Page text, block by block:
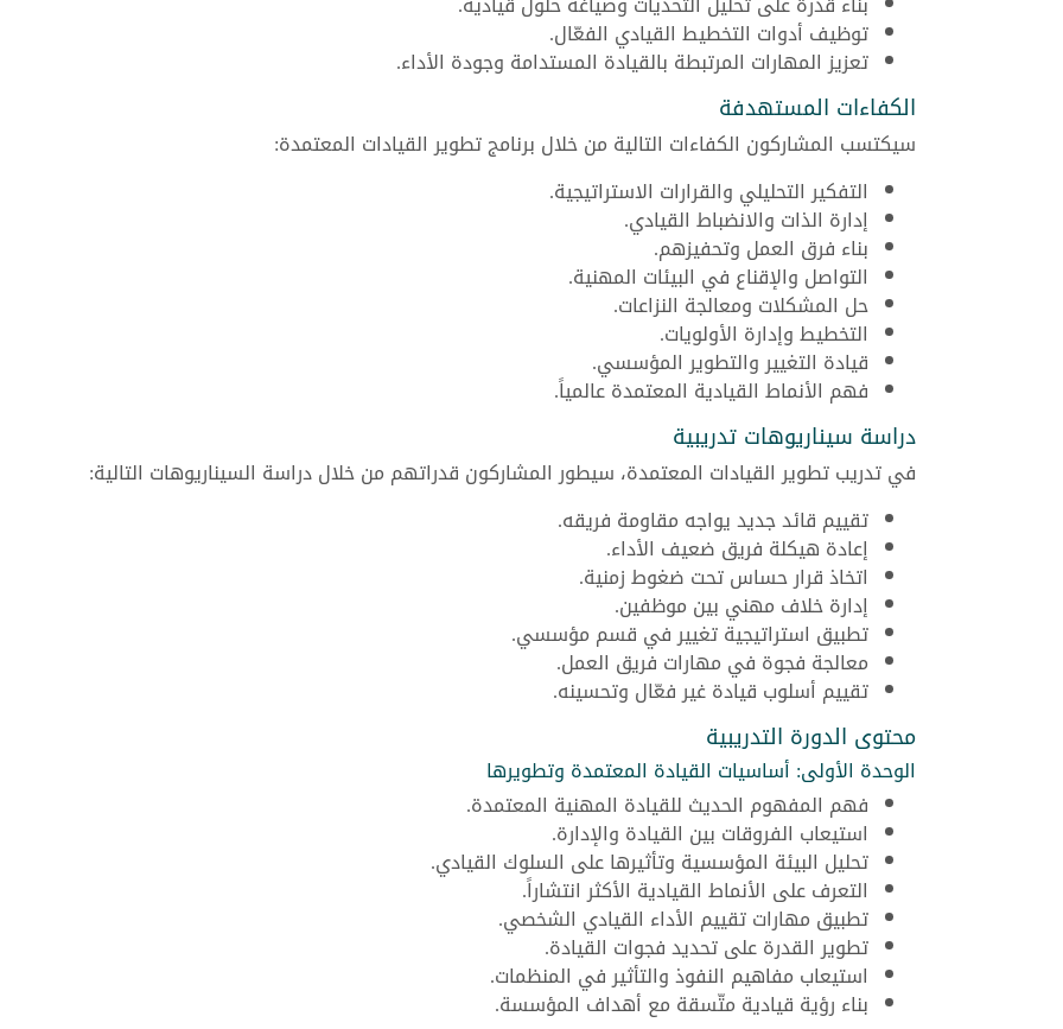
توظيف أدوات التخطيط القيادي الفعّال.
تعزيز المهارات المرتبطة بالقيادة المستدامة وجودة الأداء.
الكفاءات المستهدفة
سيكتسب المشاركون الكفاءات التالية من خلال برنامج تطوير القيادات المعتمدة:
التفكير التحليلي والقرارات الاستراتيجية.
إدارة الذات والانضباط القيادي.
بناء فرق العمل وتحفيزهم.
التواصل والإقناع في البيئات المهنية.
حل المشكلات ومعالجة النزاعات.
التخطيط وإدارة الأولويات.
قيادة التغيير والتطوير المؤسسي.
فهم الأنماط القيادية المعتمدة عالمياً.
دراسة سيناريوهات تدريبية
في تدريب تطوير القيادات المعتمدة، سيطور المشاركون قدراتهم من خلال دراسة السيناريوهات التالية:
تقييم قائد جديد يواجه مقاومة فريقه.
إعادة هيكلة فريق ضعيف الأداء.
اتخاذ قرار حساس تحت ضغوط زمنية.
إدارة خلاف مهني بين موظفين.
تطبيق استراتيجية تغيير في قسم مؤسسي.
معالجة فجوة في مهارات فريق العمل.
تقييم أسلوب قيادة غير فعّال وتحسينه.
محتوى الدورة التدريبية
الوحدة الأولى: أساسيات القيادة المعتمدة وتطويرها
فهم المفهوم الحديث للقيادة المهنية المعتمدة.
استيعاب الفروقات بين القيادة والإدارة.
تحليل البيئة المؤسسية وتأثيرها على السلوك القيادي.
التعرف على الأنماط القيادية الأكثر انتشاراً.
تطبيق مهارات تقييم الأداء القيادي الشخصي.
تطوير القدرة على تحديد فجوات القيادة.
استيعاب مفاهيم النفوذ والتأثير في المنظمات.
بناء رؤية قيادية متّسقة مع أهداف المؤسسة.